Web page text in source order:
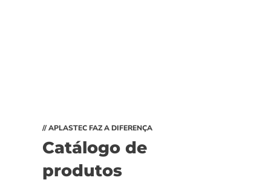
// APLASTEC FAZ A DIFERENÇA
Catálogo de
produtos